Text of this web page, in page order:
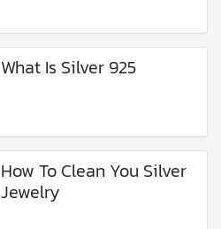
What Is Silver 925
How To Clean You Silver
Jewelry